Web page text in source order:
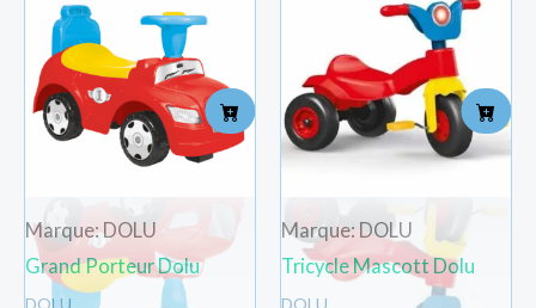
Marque: DOLU
Grand Porteur Dolu
DOLU
Marque: DOLU
Tricycle Mascott Dolu
DOLU